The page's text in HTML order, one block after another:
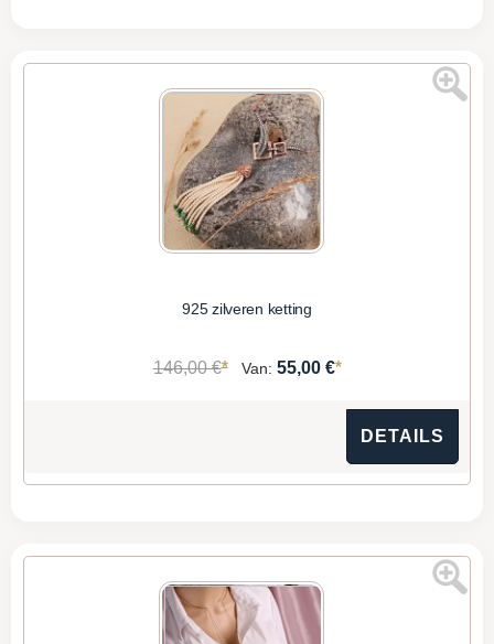
925 zilveren ketting
146,00 €* Van: 55,00 €*
DETAILS